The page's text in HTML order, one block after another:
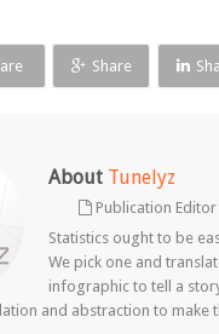
Share
About Tunelyz
Publication Editor
Statistics ought to be
We pick one and
infographic to tell a
and abstraction to make